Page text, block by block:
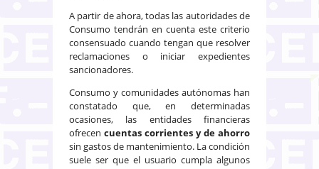
A partir de ahora, todas las autoridades de
Consumo tendrán en cuenta este criterio
consensuado cuando tengan que resolver
reclamaciones o iniciar expedientes
sancionadores.
Consumo y comunidades autónomas han
constatado que, en determinadas
ocasiones, las entidades financieras
ofrecen cuentas corrientes y de ahorro
sin gastos de mantenimiento. La condición
suele ser que el usuario cumpla algunos